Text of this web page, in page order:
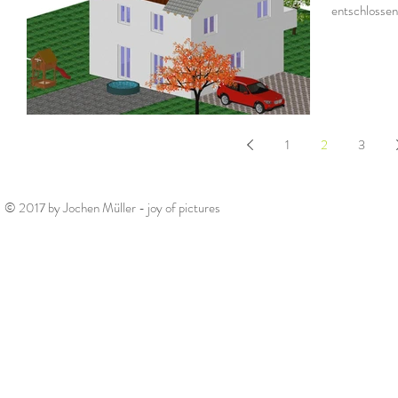
1 2 3
© 2017 by Jochen Müller - joy of pictures